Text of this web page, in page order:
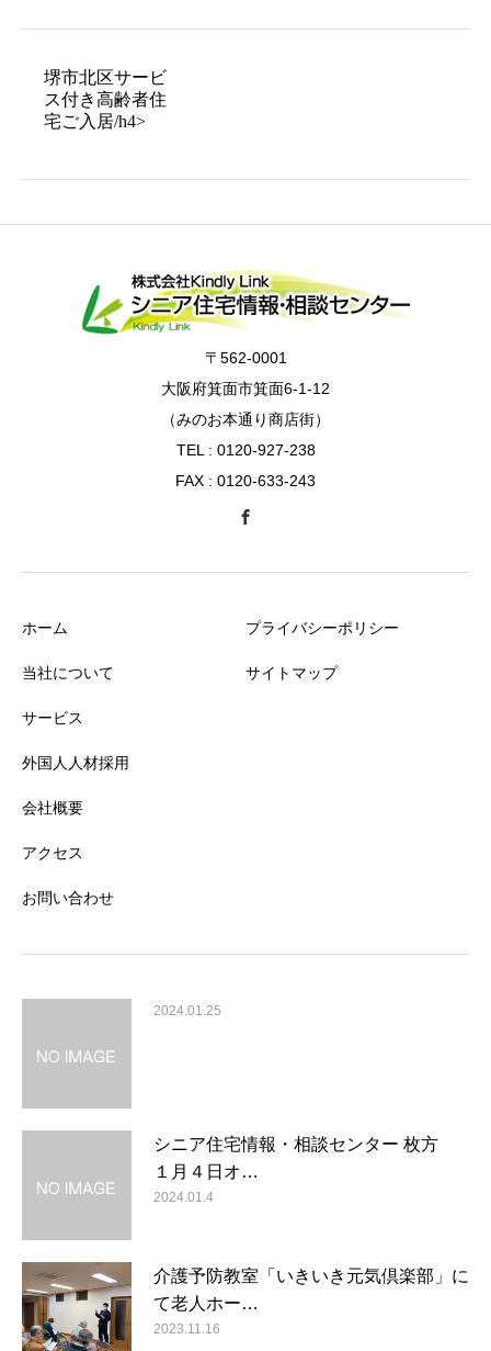
堺市北区サービ
ス付き高齢者住
宅ご入居/h4>
〒562-0001
大阪府箕面市箕面6-1-12
（みのお本通り商店街）
TEL : 0120-927-238
FAX : 0120-633-243
ホーム
当社について
サービス
外国人人材採用
会社概要
アクセス
お問い合わせ
プライバシーポリシー
サイトマップ
2024.01.25
シニア住宅情報・相談センター 枚方
１月４日オ…
2024.01.4
介護予防教室「いきいき元気倶楽部」に
て老人ホー…
2023.11.16